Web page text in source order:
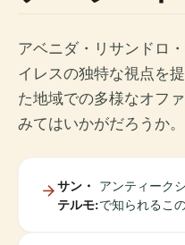
アベニダ・リサンドロ
イレスの独特な視点を
た地域での多様なオフ
みてはいかがだろうか。
サン・
テルモ:
アンティーク
で知られるこ